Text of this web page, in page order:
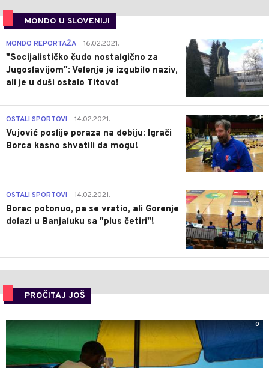
MONDO U SLOVENIJI
4
MONDO REPORTAŽA 16.02.2021.
"Socijalističko čudo nostalgično za
Jugoslavijom": Velenje je izgubilo naziv,
ali je u duši ostalo Titovo!
1
OSTALI SPORTOVI 14.02.2021.
Vujović poslije poraza na debiju: Igrači
Borca kasno shvatili da mogu!
3
OSTALI SPORTOVI 14.02.2021.
Borac potonuo, pa se vratio, ali Gorenje
dolazi u Banjaluku sa "plus četiri"!
PROČITAJ JOŠ
0